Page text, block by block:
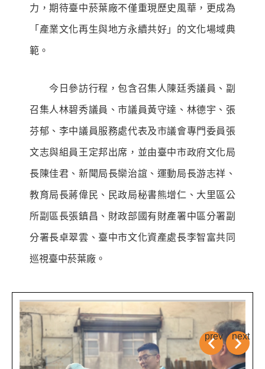
力，期待臺中菸葉廠不僅重現歷史風華，更成為
「產業文化再生與地方永續共好」的文化場域典
範。
今日參訪行程，包含召集人陳廷秀議員、副
召集人林碧秀議員、市議員黃守達、林德宇、張
芬郁、李中議員服務處代表及市議會專門委員張
文志與組員王定邦出席，並由臺中市政府文化局
長陳佳君、新聞局長欒治誼、運動局長游志祥、
教育局長蔣偉民、民政局秘書熊增仁、大里區公
所副區長張鎮昌、財政部國有財產署中區分署副
分署長卓翠雲、臺中市文化資產處長李智富共同
巡視臺中菸葉廠。
prev next